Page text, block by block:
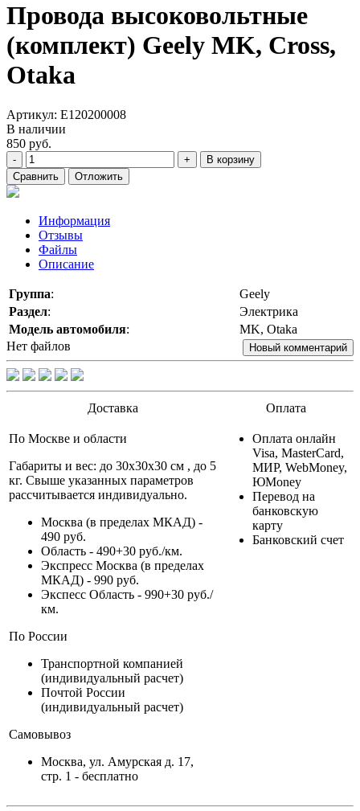
Провода высоковольтные
(комплект) Geely MK, Cross,
Otaka
Артикул: E120200008
В наличии
850 руб.
- +
В корзину
Сравнить
Отложить
Информация
Отзывы
Файлы
Описание
Группа:
Geely
Раздел:
Электрика
Модель автомобиля: MK, Otaka
Новый комментарий
Нет файлов
Доставка Оплата
По Москве и области
Габариты и вес: до 30х30х30 см , до 5
кг. Свыше указанных параметров
рассчитывается индивидуально.
Москва (в пределах МКАД) -
490 руб.
Область - 490+30 руб./км.
Экспресс Москва (в пределах
МКАД) - 990 руб.
Экспесс Область - 990+30 руб./
км.
По России
Транспортной компанией
(индивидуальный расчет)
Почтой России
(индивидуальный расчет)
Самовывоз
Москва, ул. Амурская д. 17,
стр. 1 - бесплатно
Оплата онлайн
Visa, MasterCard,
МИР, WebMoney,
ЮMoney
Перевод на
банковскую
карту
Банковский счет